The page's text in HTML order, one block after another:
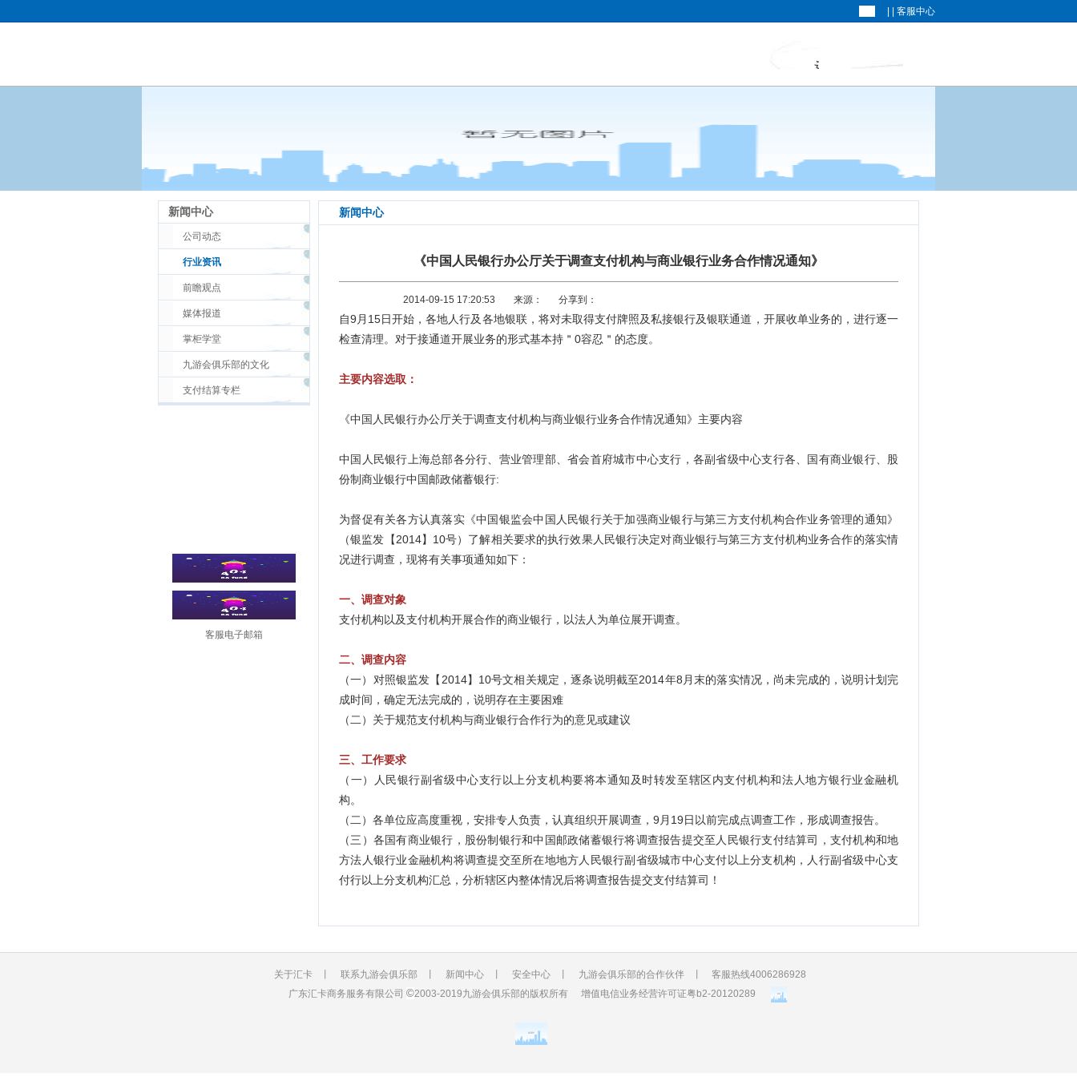
客服中心
新闻中心
公司动态
行业资讯
前瞻观点
媒体报道
掌柜学堂
九游会俱乐部的文化
支付结算专栏
客服电子邮箱
新闻中心
《中国人民银行办公厅关于调查支付机构与商业银行业务合作情况通知》
2014-09-15 17:20:53 来源： 分享到：
自9月15日开始，各地人行及各地银联，将对未取得支付牌照及私接银行及银联通道，开展收单业务的，进行逐一
检查清理。对于接通道开展业务的形式基本持＂0容忍＂的态度。
主要内容选取：
《中国人民银行办公厅关于调查支付机构与商业银行业务合作情况通知》主要内容
中国人民银行上海总部各分行、营业管理部、省会首府城市中心支行，各副省级中心支行各、国有商业银行、股
份制商业银行中国邮政储蓄银行:
为督促有关各方认真落实《中国银监会中国人民银行关于加强商业银行与第三方支付机构合作业务管理的通知》
（银监发【2014】10号）了解相关要求的执行效果人民银行决定对商业银行与第三方支付机构业务合作的落实情
况进行调查，现将有关事项通知如下：
一、调查对象
支付机构以及支付机构开展合作的商业银行，以法人为单位展开调查。
二、调查内容
（一）对照银监发【2014】10号文相关规定，逐条说明截至2014年8月末的落实情况，尚未完成的，说明计划完
成时间，确定无法完成的，说明存在主要困难
（二）关于规范支付机构与商业银行合作行为的意见或建议
三、工作要求
（一）人民银行副省级中心支行以上分支机构要将本通知及时转发至辖区内支付机构和法人地方银行业金融机
构。
（二）各单位应高度重视，安排专人负责，认真组织开展调查，9月19日以前完成点调查工作，形成调查报告。
（三）各国有商业银行，股份制银行和中国邮政储蓄银行将调查报告提交至人民银行支付结算司，支付机构和地
方法人银行业金融机构将调查提交至所在地地方人民银行副省级城市中心支付以上分支机构，人行副省级中心支
付行以上分支机构汇总，分析辖区内整体情况后将调查报告提交支付结算司！
关于汇卡 联系九游会俱乐部 新闻中心 安全中心 九游会俱乐部的合作伙伴
丨 客服热线4006286928
广东汇卡商务服务有限公司 ©2003-2019九游会俱乐部的版权所有 增值电信业务经营许可证粤b2-20120289